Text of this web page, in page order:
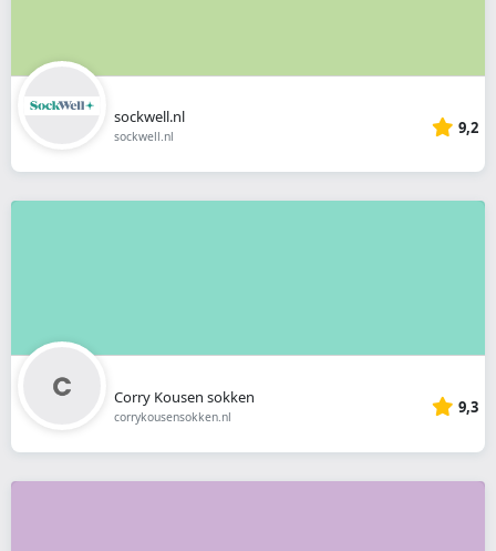
sockwell.nl
sockwell.nl 9,2
Corry Kousen sokken
corrykousensokken.nl 9,3